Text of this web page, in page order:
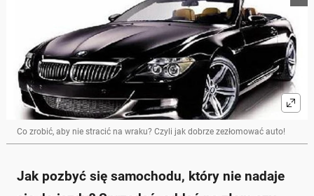
Co zrobić, aby nie stracić na wraku? Czyli jak dobrze zezłomować auto!
Jak pozbyć się samochodu, który nie nadaje